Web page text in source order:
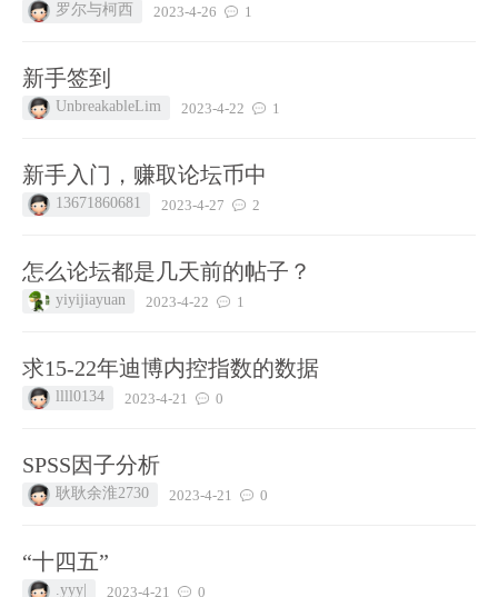
罗尔与柯西 2023-4-26 1
新手签到
UnbreakableLim 2023-4-22 1
新手入门，赚取论坛币中
13671860681 2023-4-27 2
怎么论坛都是几天前的帖子？
yiyijiayuan 2023-4-22 1
求15-22年迪博内控指数的数据
llll0134 2023-4-21 0
SPSS因子分析
耿耿余淮2730 2023-4-21 0
“十四五”
.yyy| 2023-4-21 0